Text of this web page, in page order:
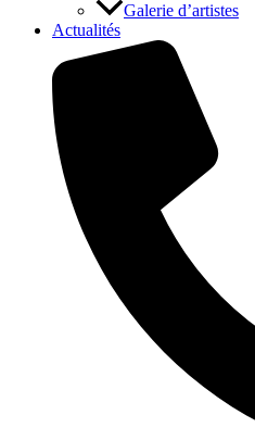
Galerie d’artistes
Actualités